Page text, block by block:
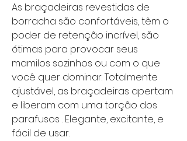
As braçadeiras revestidas de
borracha são confortáveis, têm o
poder de retenção incrível, são
ótimas para provocar seus
mamilos sozinhos ou com o que
você quer dominar. Totalmente
ajustável, as braçadeiras apertam
e liberam com uma torção dos
parafusos . Elegante, excitante, e
fácil de usar.